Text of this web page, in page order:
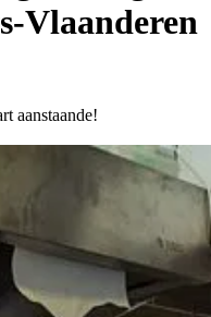
Vlaanderen
aanstaande!